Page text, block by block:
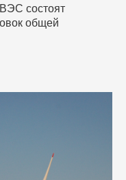
состоят
общей